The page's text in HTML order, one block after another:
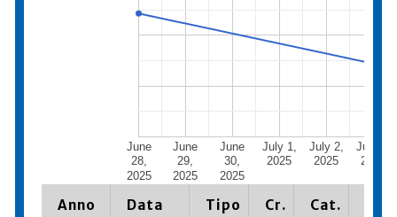
June
28,
2025
June
29,
2025
June
30,
2025
July 1,
2025
July 2,
2025
July 3,
2025
Anno Data Tipo Cr. Cat.